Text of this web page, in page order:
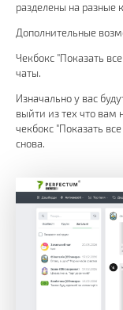
разделены на разные
Дополнительные
Чекбокс "Показать
чаты.
Изначально у вас
выйти из тех что вам
чекбокс "Показать
снова.